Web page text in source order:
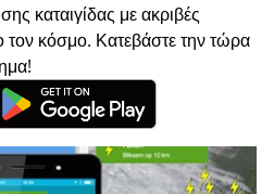
καταιγίδας με ακριβές
κόσμο. Κατεβάστε την τώρα